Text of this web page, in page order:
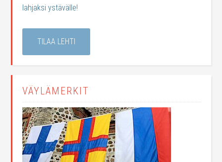
lahjaksi ystävälle!
TILAA LEHTI
VÄYLÄMERKIT